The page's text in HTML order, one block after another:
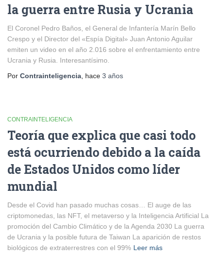
la guerra entre Rusia y Ucrania
El Coronel Pedro Baños, el General de Infantería Marín Bello
Crespo y el Director del «Espía Digital» Juan Antonio Aguilar
emiten un video en el año 2.016 sobre el enfrentamiento entre
Ucrania y Rusia. Interesantísimo.
Por Contrainteligencia , hace 3 años
CONTRAINTELIGENCIA
Teoría que explica que casi todo
está ocurriendo debido a la caída
de Estados Unidos como líder
mundial
Desde el Covid han pasado muchas cosas… El auge de las
criptomonedas, las NFT, el metaverso y la Inteligencia Artificial La
promoción del Cambio Climático y de la Agenda 2030 La guerra
de Ucrania y la posible futura de Taiwan La aparición de restos
biológicos de extraterrestres con el 99% Leer más